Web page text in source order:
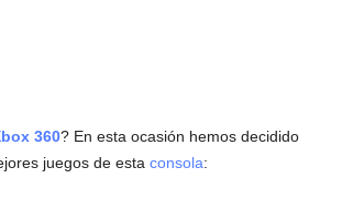
360? En esta ocasión hemos decidido
juegos de esta consola: